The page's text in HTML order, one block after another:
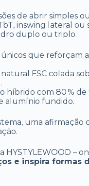
de abrir simples
inswing lateral ou
duplo ou triplo.
únicos que reforçam
natural FSC colada
híbrido com 80 % de
alumínio fundido.
uma afirmação
HYSTYLEWOOD –
e inspira formas